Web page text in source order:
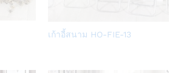
Add
เก้าอี้สนาม HO-FIE-13